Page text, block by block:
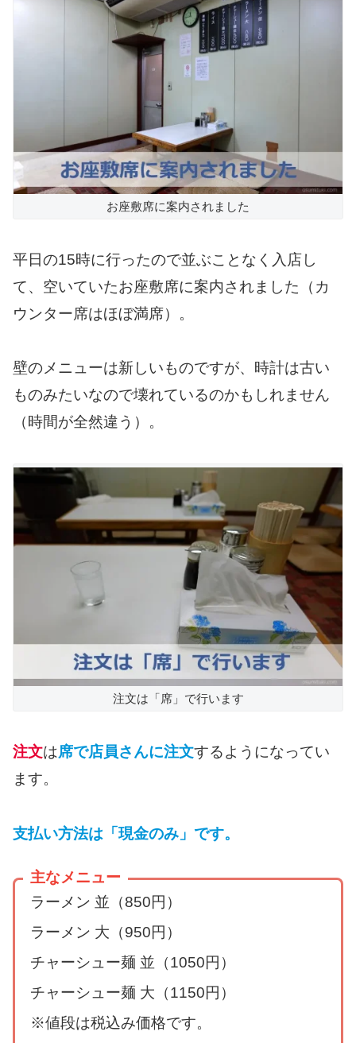
お座敷席に案内されました
平日の15時に行ったので並ぶことなく入店し
て、空いていたお座敷席に案内されました（カ
ウンター席はほぼ満席）。
壁のメニューは新しいものですが、時計は古い
ものみたいなので壊れているのかもしれません
（時間が全然違う）。
注文は「席」で行います
注文は席で店員さんに注文するようになってい
ます。
支払い方法は「現金のみ」です。
主なメニュー
ラーメン 並（850円）
ラーメン 大（950円）
チャーシュー麺 並（1050円）
チャーシュー麺 大（1150円）
※値段は税込み価格です。